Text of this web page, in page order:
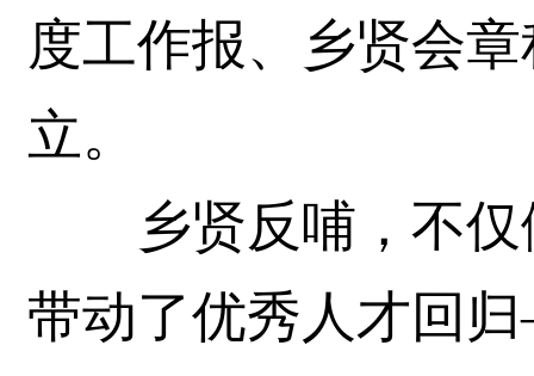
度工作报、乡贤会
立。
乡贤反哺，不仅
带动了优秀人才回